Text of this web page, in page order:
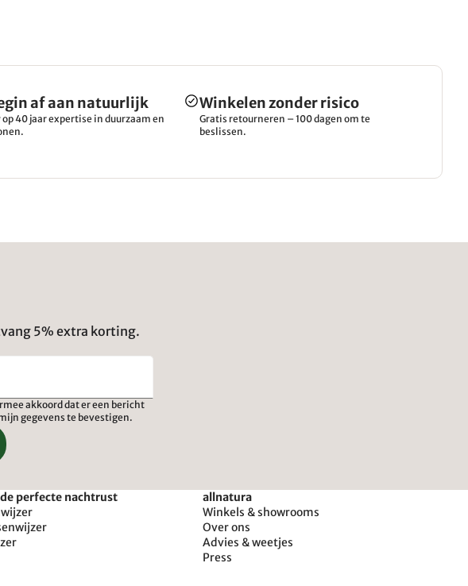
af aan natuurlijk
40 jaar expertise in duurzaam en
Winkelen zonder risico
Gratis retourneren – 100 dagen om te
beslissen.
5% extra korting.
akkoord dat er een bericht
gegevens te bevestigen.
perfecte nachtrust
allnatura
Winkels & showrooms
Over ons
Advies & weetjes
Press